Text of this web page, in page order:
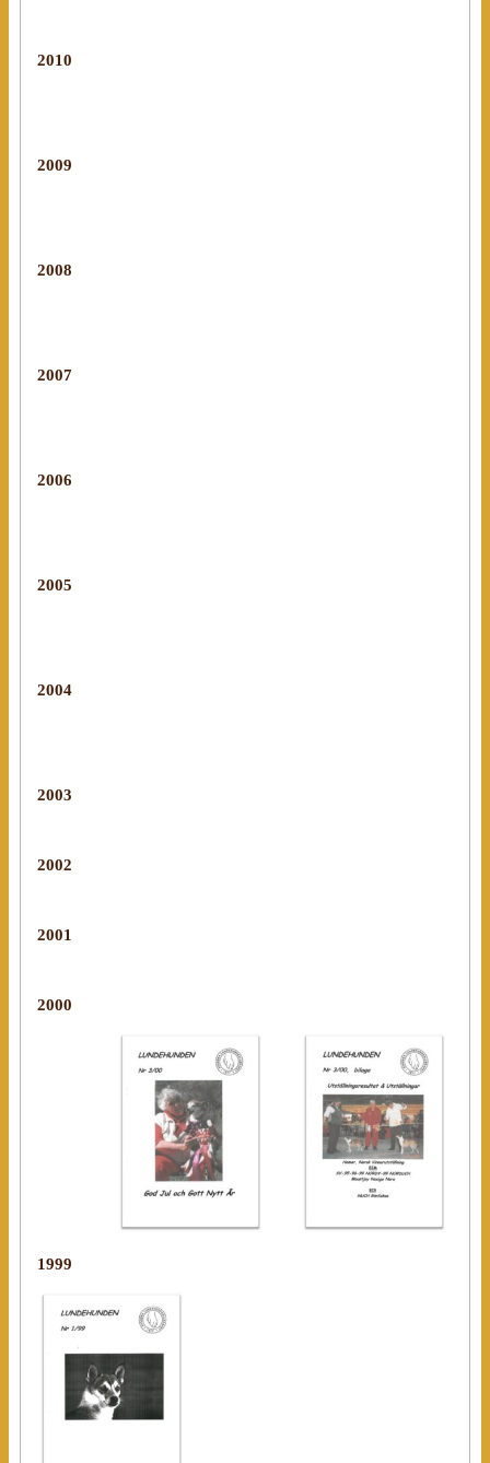
2010
2009
2008
2007
2006
2005
2004
2003
2002
2001
2000
1999